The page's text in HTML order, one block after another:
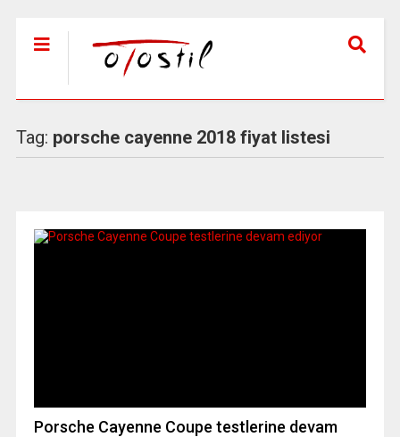
Tag: porsche cayenne 2018 fiyat listesi
Porsche Cayenne Coupe testlerine devam